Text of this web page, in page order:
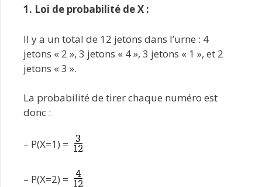
1. Loi de probabilité de X :
Il y a un total de 12 jetons dans l’urne : 4
jetons « 2 », 3 jetons « 4 », 3 jetons « 1 », et 2
jetons « 3 ».
La probabilité de tirer chaque numéro est
donc :
– P(X=1) =
– P(X=2) =